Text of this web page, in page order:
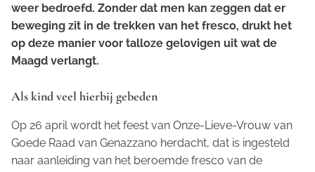
weer bedroefd. Zonder dat men kan zeggen dat er
beweging zit in de trekken van het fresco, drukt het
op deze manier voor talloze gelovigen uit wat de
Maagd verlangt.
Als kind veel hierbij gebeden
Op 26 april wordt het feest van Onze-Lieve-Vrouw van
Goede Raad van Genazzano herdacht, dat is ingesteld
naar aanleiding van het beroemde fresco van de